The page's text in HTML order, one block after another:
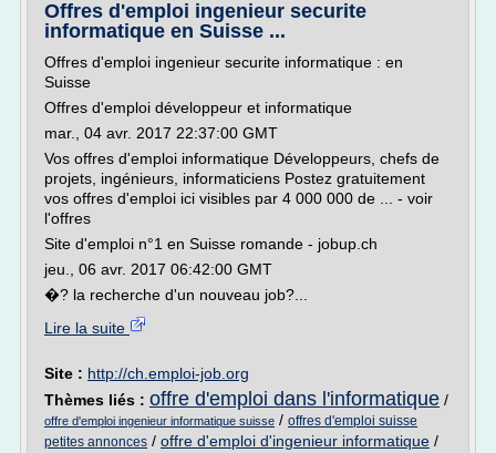
Offres d'emploi ingenieur securite
informatique en Suisse ...
Offres d'emploi ingenieur securite informatique : en
Suisse
Offres d'emploi développeur et informatique
mar., 04 avr. 2017 22:37:00 GMT
Vos offres d'emploi informatique Développeurs, chefs de
projets, ingénieurs, informaticiens Postez gratuitement
vos offres d'emploi ici visibles par 4 000 000 de ... - voir
l'offres
Site d'emploi n°1 en Suisse romande - jobup.ch
jeu., 06 avr. 2017 06:42:00 GMT
�? la recherche d'un nouveau job?...
Lire la suite
Site : http://ch.emploi-job.org
Thèmes liés : offre d'emploi dans l'informatique /
offre d'emploi ingenieur informatique suisse / offres d'emploi suisse
petites annonces / offre d'emploi d'ingenieur informatique /